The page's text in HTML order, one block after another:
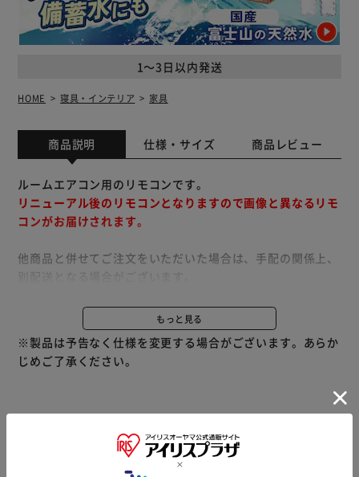
1～3日以内発送
HOME 寝具・インテリア 家具
商品説明 仕様・サイズ 商品レビュー
ルームエアコン用のリモコンです。
リニューアル後のリモコンとなりますので画像と異なるリモ
コンがお届けされます。
他商品と併せてご注文をいただいた場合は、手配の関係上、
もっと見る
※製品は予告なく仕様を変更する場合がございます。あらか
じめご了承ください。